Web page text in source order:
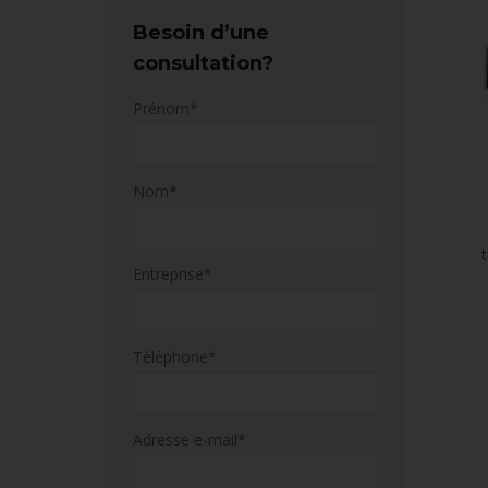
Besoin d’une
consultation?
Prénom*
Nom*
Entreprise*
Téléphone*
Adresse e-mail*